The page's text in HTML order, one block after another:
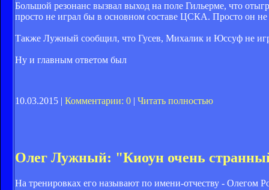
Большой резонанс вызвал выход на поле Гильерме, что
просто не играл бы в основном составе ЦСКА. Просто он не
Также Лужный сообщил, что Гусев, Михалик и Юссуф не
Ну и главным ответом был
10.03.2015 | Комментарии: 0 | Читать полностью
Олег Лужный: "Киоун очень
На тренировках его называют по имени-отчеству - Олегом